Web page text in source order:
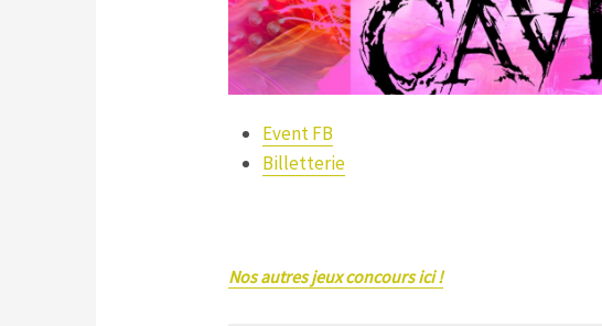
Event FB
Billetterie
Nos autres jeux concours ici !